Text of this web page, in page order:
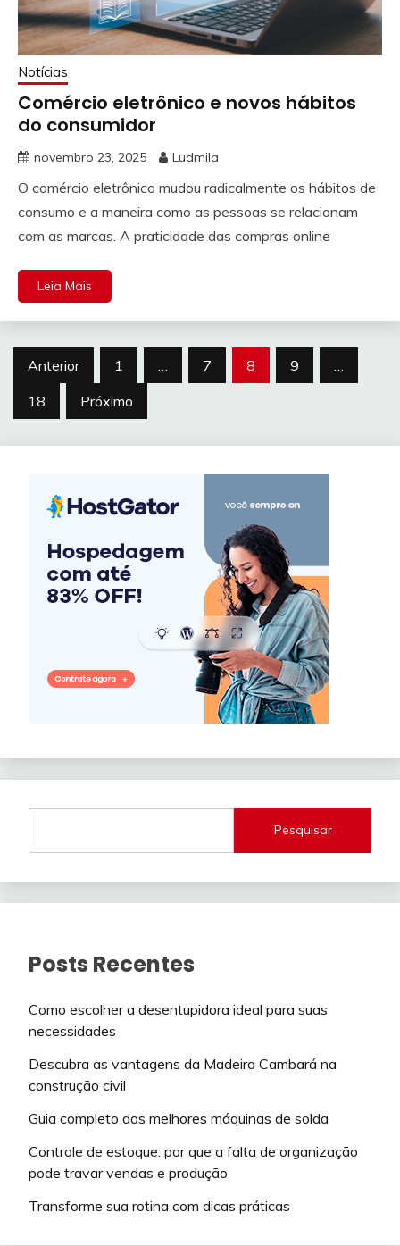
Notícias
Comércio eletrônico e novos hábitos
do consumidor
novembro 23, 2025 Ludmila
O comércio eletrônico mudou radicalmente os hábitos de
consumo e a maneira como as pessoas se relacionam
com as marcas. A praticidade das compras online
Leia Mais
Paginação
de
posts
Anterior 1 7 8 9
18
Próximo
Pesquisar
Posts Recentes
Como escolher a desentupidora ideal para suas
necessidades
Descubra as vantagens da Madeira Cambará na
construção civil
Guia completo das melhores máquinas de solda
Controle de estoque: por que a falta de organização
pode travar vendas e produção
Transforme sua rotina com dicas práticas